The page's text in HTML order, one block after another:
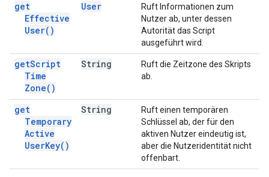
get
Effective
User( )
User
Ruft Informationen zum
Nutzer ab, unter dessen
Autorität das Script
ausgeführt wird.
getScript
Time
Zone( )
String
Ruft die Zeitzone des Skripts
ab.
get
Temporary
Active
UserKey( )
String
Ruft einen temporären
Schlüssel ab, der für den
aktiven Nutzer eindeutig ist,
aber die Nutzeridentität nicht
offenbart.